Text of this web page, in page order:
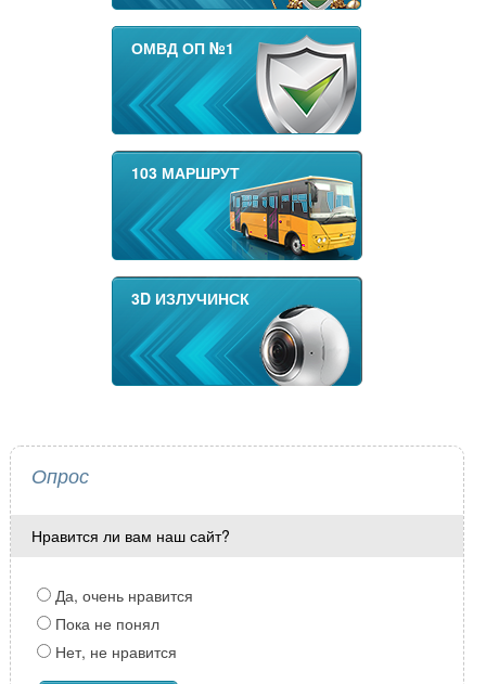
ОМВД ОП №1
103 МАРШРУТ
3D ИЗЛУЧИНСК
Опрос
Нравится ли вам наш сайт?
Да, очень нравится
Пока не понял
Нет, не нравится